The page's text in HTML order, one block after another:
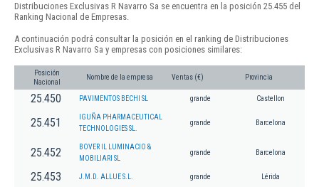
Distribuciones Exclusivas R Navarro Sa se encuentra en la posición 25.455 del
Ranking Nacional de Empresas.
A continuación podrá consultar la posición en el ranking de Distribuciones
Exclusivas R Navarro Sa y empresas con posiciones similares:
Posición
Nacional
Nombre de la empresa Ventas (€) Provincia
25.450 PAVIMENTOS BECHI SL grande Castellon
25.451
IGUÑA PHARMACEUTICAL
TECHNOLOGIES SL.
grande Barcelona
25.452
BOVER IL LUMINACIO &
MOBILIARI SL
grande Barcelona
25.453 J.M.D. ALLUE S.L. grande Lérida